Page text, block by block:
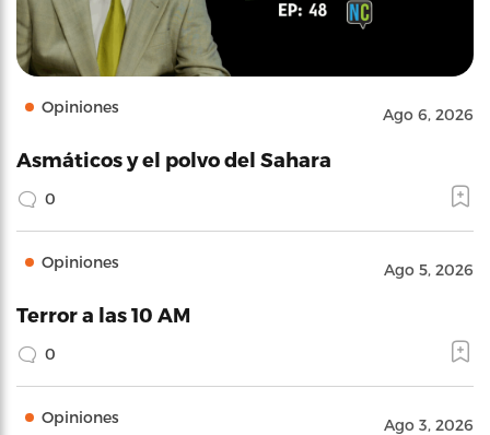
Opiniones Ago 6, 2026
Asmáticos y el polvo del Sahara
0
Opiniones Ago 5, 2026
Terror a las 10 AM
0
Opiniones Ago 3, 2026